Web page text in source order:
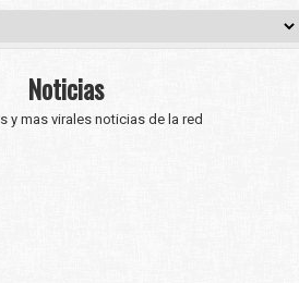
Noticias
y mas virales noticias de la red